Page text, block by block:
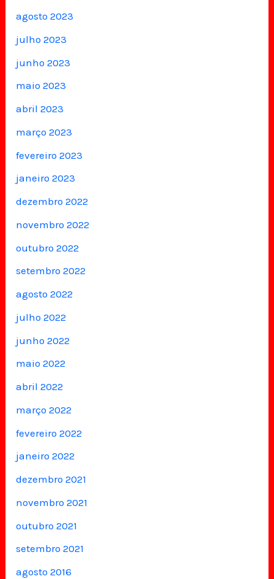
agosto 2023
julho 2023
junho 2023
maio 2023
abril 2023
março 2023
fevereiro 2023
janeiro 2023
dezembro 2022
novembro 2022
outubro 2022
setembro 2022
agosto 2022
julho 2022
junho 2022
maio 2022
abril 2022
março 2022
fevereiro 2022
janeiro 2022
dezembro 2021
novembro 2021
outubro 2021
setembro 2021
agosto 2016